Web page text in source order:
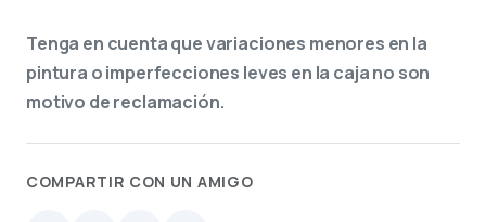
Tenga en cuenta que variaciones menores en la
pintura o imperfecciones leves en la caja no son
motivo de reclamación.
COMPARTIR CON UN AMIGO